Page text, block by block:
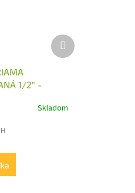
1/2" -
Skladom
Ďalší
produkt